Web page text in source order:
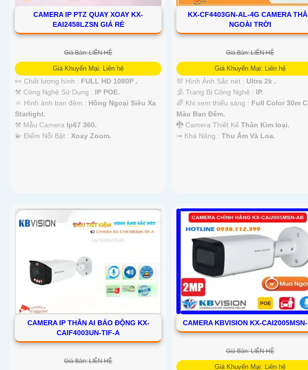
CAMERA IP PTZ QUAY XOAY KX-
EAI2458LZSN GIÁ RẺ
Giá Bán: LIÊN HỆ
Giá Khuyến Mại: Liên hệ
👀 Chất lượng hình : FULL HD 1080P .
⚒ Công Nghệ Sử Dụng : IP POE.
🔅 Hình ảnh ban đêm : Hồng Ngoại Siêu Xa
Starlight.
⚒ Mẫu Camera Ip67 360.
️💫 Điểm Nỗi Bật : Xoay Zoom.
KX-CF4403GN-AL-4G CAMERA
NGOÀI TRỜI
Giá Bán: LIÊN HỆ
Giá Khuyến Mại: Liên hệ
💯 Hình Ảnh Sắc nét : Ultra 2k .
🕉️ Trang Bị Công Nghệ : IP.
🌈 Khi xem thiếu sáng : Full Color 30m
Màu Ban Ðêm.
🐉️ Camera Thiết KếThân Kim loại.
️⇝ Khả Năng :Thu Âm Và Loa.
CAMERA IP THÂN AI BÁO ĐỘNG KX-
CAIF4003UN-TIF-A
Giá Bán: LIÊN HỆ
CAMERA KBVISION KX-
Giá Bán: LIÊN HỆ
Giá Khuyến Mại: Liên hệ